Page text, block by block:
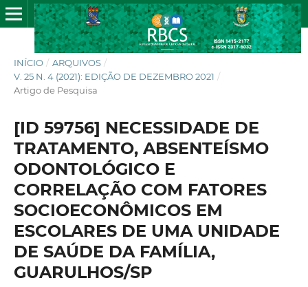
INÍCIO / ARQUIVOS /
V. 25 N. 4 (2021): EDIÇÃO DE DEZEMBRO 2021 /
Artigo de Pesquisa
[ID 59756] NECESSIDADE DE
TRATAMENTO, ABSENTEÍSMO
ODONTOLÓGICO E
CORRELAÇÃO COM FATORES
SOCIOECONÔMICOS EM
ESCOLARES DE UMA UNIDADE
DE SAÚDE DA FAMÍLIA,
GUARULHOS/SP